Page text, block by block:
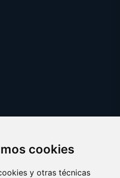
cookies
y otras técnicas